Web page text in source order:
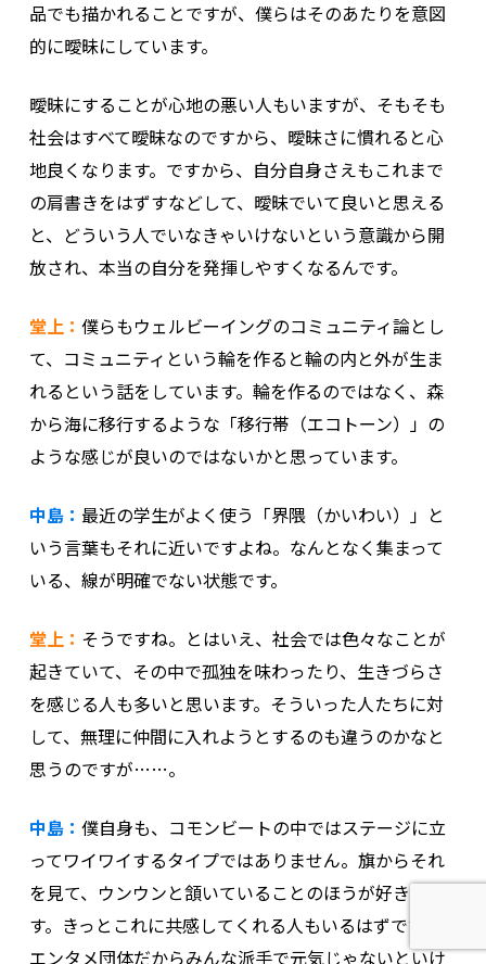
品でも描かれることですが、僕らはそのあたりを意図
的に曖昧にしています。
曖昧にすることが心地の悪い人もいますが、そもそも
社会はすべて曖昧なのですから、曖昧さに慣れると心
地良くなります。ですから、自分自身さえもこれまで
の肩書きをはずすなどして、曖昧でいて良いと思える
と、どういう人でいなきゃいけないという意識から開
放され、本当の自分を発揮しやすくなるんです。
堂上： 僕らもウェルビーイングのコミュニティ論とし
て、コミュニティという輪を作ると輪の内と外が生ま
れるという話をしています。輪を作るのではなく、森
から海に移行するような「移行帯（エコトーン）」の
ような感じが良いのではないかと思っています。
中島： 最近の学生がよく使う「界隈（かいわい）」と
いう言葉もそれに近いですよね。なんとなく集まって
いる、線が明確でない状態です。
堂上： そうですね。とはいえ、社会では色々なことが
起きていて、その中で孤独を味わったり、生きづらさ
を感じる人も多いと思います。そういった人たちに対
して、無理に仲間に入れようとするのも違うのかなと
思うのですが……。
中島： 僕自身も、コモンビートの中ではステージに立
ってワイワイするタイプではありません。旗からそれ
を見て、ウンウンと頷いていることのほうが好きで
す。きっとこれに共感してくれる人もいるはずです。
エンタメ団体だからみんな派手で元気じゃないといけ